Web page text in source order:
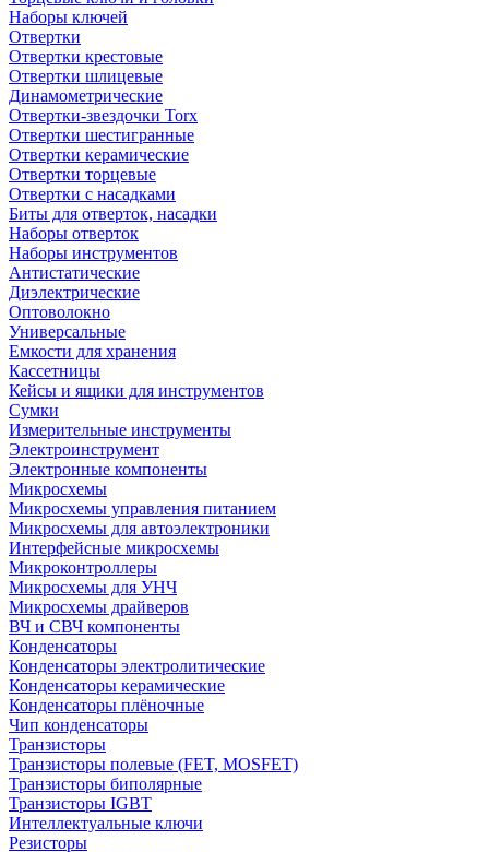
Наборы ключей
Отвертки
Отвертки крестовые
Отвертки шлицевые
Динамометрические
Отвертки-звездочки Torx
Отвертки шестигранные
Отвертки керамические
Отвертки торцевые
Отвертки с насадками
Биты для отверток, насадки
Наборы отверток
Наборы инструментов
Антистатические
Диэлектрические
Оптоволокно
Универсальные
Емкости для хранения
Кассетницы
Кейсы и ящики для инструментов
Сумки
Измерительные инструменты
Электроинструмент
Электронные компоненты
Микросхемы
Микросхемы управления питанием
Микросхемы для автоэлектроники
Интерфейсные микросхемы
Микроконтроллеры
Микросхемы для УНЧ
Микросхемы драйверов
ВЧ и СВЧ компоненты
Конденсаторы
Конденсаторы электролитические
Конденсаторы керамические
Конденсаторы плёночные
Чип конденсаторы
Транзисторы
Транзисторы полевые (FET, MOSFET)
Транзисторы биполярные
Транзисторы IGBT
Интеллектуальные ключи
Резисторы